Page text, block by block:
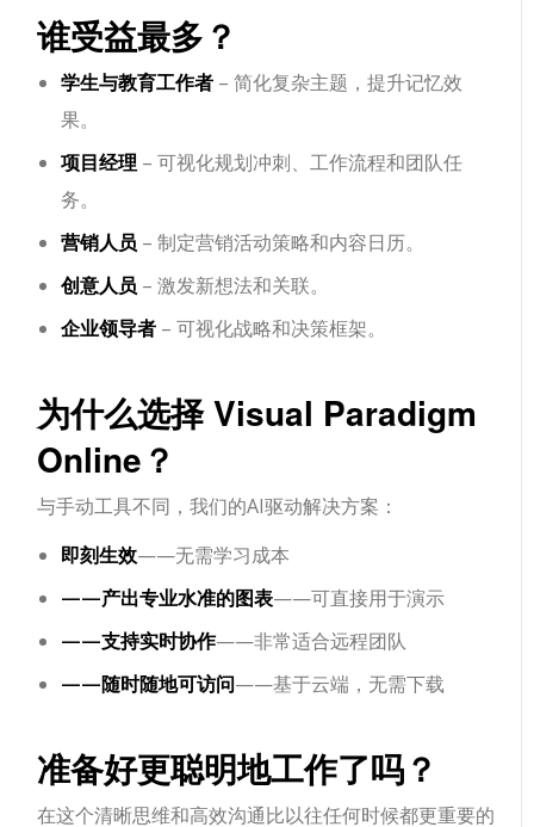
谁受益最多？
学生与教育工作者 – 简化复杂主题，提升记忆效
果。
项目经理 – 可视化规划冲刺、工作流程和团队任
务。
营销人员 – 制定营销活动策略和内容日历。
创意人员 – 激发新想法和关联。
企业领导者 – 可视化战略和决策框架。
为什么选择 Visual Paradigm
Online？
与手动工具不同，我们的AI驱动解决方案：
即刻生效——无需学习成本
——产出专业水准的图表——可直接用于演示
——支持实时协作——非常适合远程团队
——随时随地可访问——基于云端，无需下载
准备好更聪明地工作了吗？
在这个清晰思维和高效沟通比以往任何时候都更重要的